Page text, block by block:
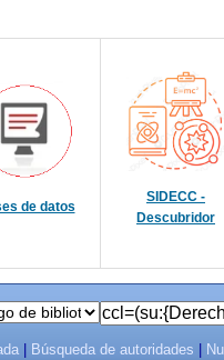
de datos
SIDECC -
Descubridor
Búsqueda de autoridades